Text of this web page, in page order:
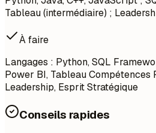
Tableau (intermédiaire) ;
À faire
Langages : Python, SQL
Power BI, Tableau Compétences
Leadership, Esprit Stratégique
Conseils rapides